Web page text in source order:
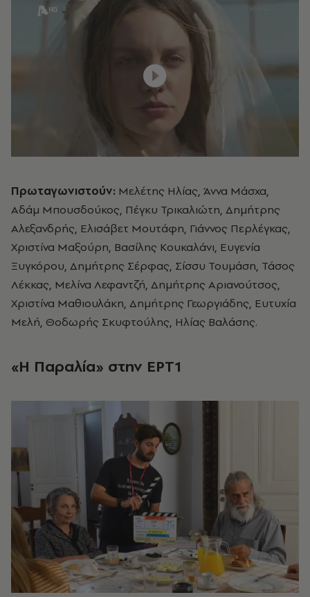
Πρωταγωνιστούν: Μελέτης Ηλίας, Άννα Μάσχα,
Αδάμ Μπουσδούκος, Πέγκυ Τρικαλιώτη, Δημήτρης
Αλεξανδρής, Ελισάβετ Μουτάφη, Γιάννος Περλέγκας,
Χριστίνα Μαξούρη, Βασίλης Κουκαλάνι, Ευγενία
Ξυγκόρου, Δημήτρης Σέρφας, Σίσσυ Τουμάση, Τάσος
Λέκκας, Μελίνα Λεφαντζή, Δημήτρης Αριανούτσος,
Χριστίνα Μαθιουλάκη, Δημήτρης Γεωργιάδης, Ευτυχία
Μελή, Θοδωρής Σκυφτούλης, Ηλίας Βαλάσης.
«Η Παραλία» στην ΕΡΤ1